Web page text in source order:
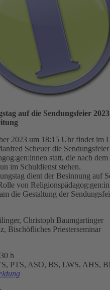
auf die Sendungsfeier 2023
2023 um 18:15 Uhr findet im
Scheuer die
statt, die nach
im Schuldienst stehen.
dient der Besinnung auf
von
die Gestaltung der
Christoph Baumgartinger
Bischöfliches Priesterseminar
h
PTS, ASO, BS, LWS, AHS,